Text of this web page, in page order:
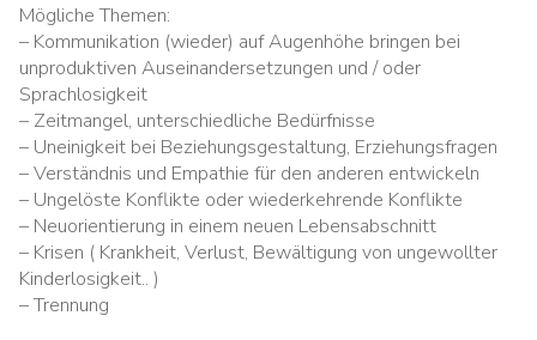
Mögliche Themen:
– Kommunikation (wieder) auf Augenhöhe bringen bei
unproduktiven Auseinandersetzungen und / oder
Sprachlosigkeit
– Zeitmangel, unterschiedliche Bedürfnisse
– Uneinigkeit bei Beziehungsgestaltung, Erziehungsfragen
– Verständnis und Empathie für den anderen entwickeln
– Ungelöste Konflikte oder wiederkehrende Konflikte
– Neuorientierung in einem neuen Lebensabschnitt
– Krisen ( Krankheit, Verlust, Bewältigung von ungewollter
Kinderlosigkeit.. )
– Trennung